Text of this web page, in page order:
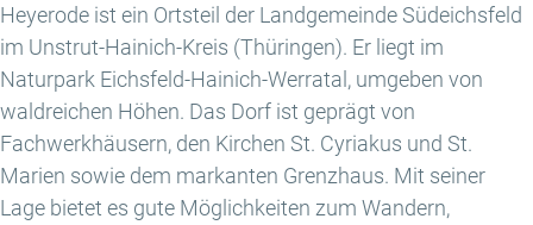
Heyerode ist ein Ortsteil der Landgemeinde Südeichsfeld
im Unstrut-Hainich-Kreis (Thüringen). Er liegt im
Naturpark Eichsfeld-Hainich-Werratal, umgeben von
waldreichen Höhen. Das Dorf ist geprägt von
Fachwerkhäusern, den Kirchen St. Cyriakus und St.
Marien sowie dem markanten Grenzhaus. Mit seiner
Lage bietet es gute Möglichkeiten zum Wandern,